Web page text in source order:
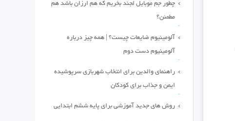
چطور جم موبایل لجند بخریم که هم ارزان باشد هم
مطمئن؟
آلومینیوم ضایعات چیست؟ | همه چیز درباره
آلومینیوم دست دوم
راهنمای والدین برای انتخاب شهربازی سرپوشیده
ایمن و جذاب برای کودکان
روش های جدید آموزشی برای پایه ششم ابتدایی